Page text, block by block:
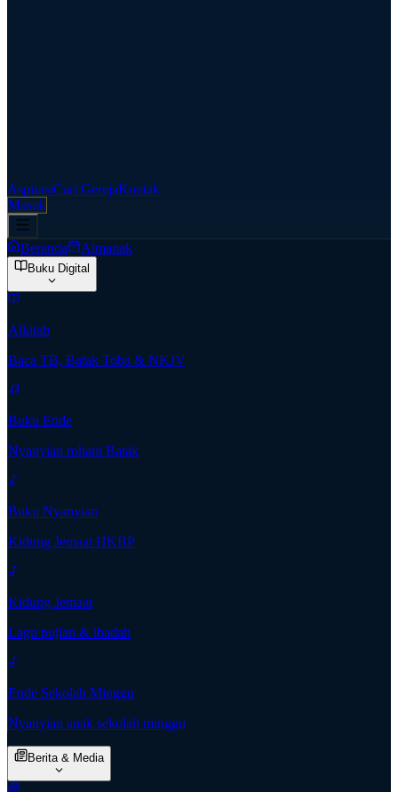
AspirasiCari GerejaKontak
Masuk
Beranda Almanak
Buku Digital
Alkitab
Baca TB, Batak Toba & NKJV
Buku Ende
Nyanyian rohani Batak
Buku Nyanyian
Kidung Jemaat HKBP
Kidung Jemaat
Lagu pujian & ibadah
Ende Sekolah Minggu
Nyanyian anak sekolah minggu
Berita & Media